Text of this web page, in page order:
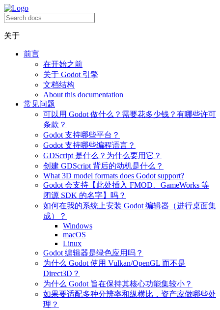
关于
前言
在开始之前
关于 Godot 引擎
文档结构
About this documentation
常见问题
可以用 Godot 做什么？需要花多少钱？有哪些许可
条款？
Godot 支持哪些平台？
Godot 支持哪些编程语言？
GDScript 是什么？为什么要用它？
创建 GDScript 背后的动机是什么？
What 3D model formats does Godot support?
Godot 会支持【此处插入 FMOD、GameWorks 等
闭源 SDK 的名字】吗？
如何在我的系统上安装 Godot 编辑器（进行桌面集
成）？
Windows
macOS
Linux
Godot 编辑器是绿色应用吗？
为什么 Godot 使用 Vulkan/OpenGL 而不是
Direct3D？
为什么 Godot 旨在保持其核心功能集较小？
如果要适配多种分辨率和纵横比，资产应做哪些处
理？